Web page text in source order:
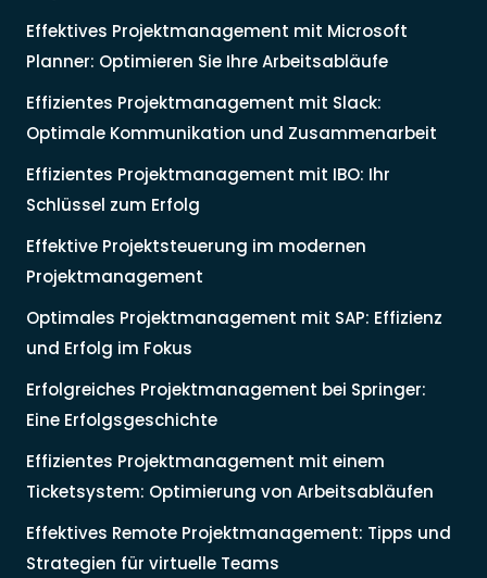
Effektives Projektmanagement mit Microsoft
Planner: Optimieren Sie Ihre Arbeitsabläufe
Effizientes Projektmanagement mit Slack:
Optimale Kommunikation und Zusammenarbeit
Effizientes Projektmanagement mit IBO: Ihr
Schlüssel zum Erfolg
Effektive Projektsteuerung im modernen
Projektmanagement
Optimales Projektmanagement mit SAP: Effizienz
und Erfolg im Fokus
Erfolgreiches Projektmanagement bei Springer:
Eine Erfolgsgeschichte
Effizientes Projektmanagement mit einem
Ticketsystem: Optimierung von Arbeitsabläufen
Effektives Remote Projektmanagement: Tipps und
Strategien für virtuelle Teams